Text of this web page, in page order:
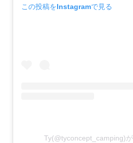
この投稿をInstagramで見る
Ty(@tyconcept_camping)